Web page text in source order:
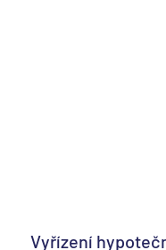
Vyřízení